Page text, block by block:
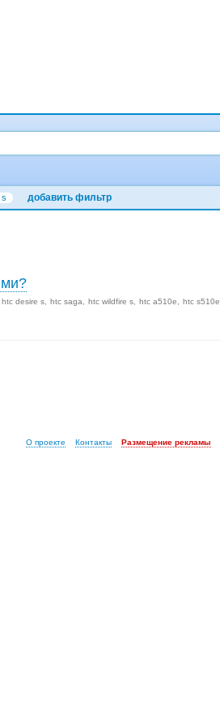
добавить фильтр
htc desire s htc saga htc wildfire s htc a510e htc s510e
О проекте Контакты Размещение рекламы